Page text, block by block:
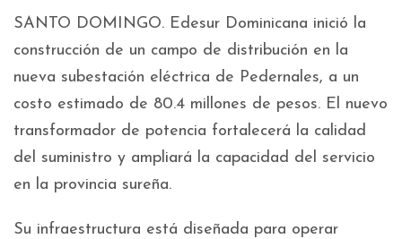
SANTO DOMINGO. Edesur Dominicana inició la
construcción de un campo de distribución en la
nueva subestación eléctrica de Pedernales, a un
costo estimado de 80.4 millones de pesos. El nuevo
transformador de potencia fortalecerá la calidad
del suministro y ampliará la capacidad del servicio
en la provincia sureña.
Su infraestructura está diseñada para operar